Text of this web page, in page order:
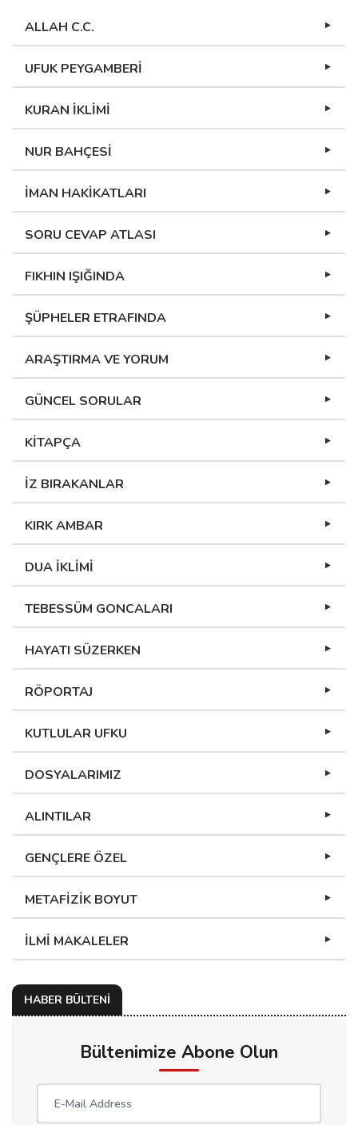
ALLAH C.C.
UFUK PEYGAMBERİ
KURAN İKLİMİ
NUR BAHÇESİ
İMAN HAKİKATLARI
SORU CEVAP ATLASI
FIKHIN IŞIĞINDA
ŞÜPHELER ETRAFINDA
ARAŞTIRMA VE YORUM
GÜNCEL SORULAR
KİTAPÇA
İZ BIRAKANLAR
KIRK AMBAR
DUA İKLİMİ
TEBESSÜM GONCALARI
HAYATI SÜZERKEN
RÖPORTAJ
KUTLULAR UFKU
DOSYALARIMIZ
ALINTILAR
GENÇLERE ÖZEL
METAFİZİK BOYUT
İLMİ MAKALELER
HABER BÜLTENİ
Bültenimize Abone Olun